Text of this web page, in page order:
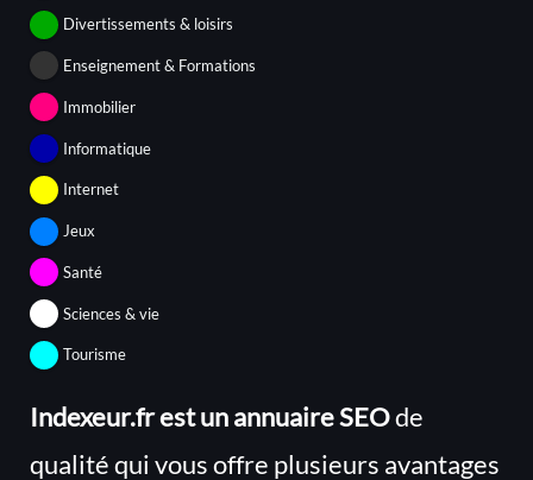
Divertissements & loisirs
Enseignement & Formations
Immobilier
Informatique
Internet
Jeux
Santé
Sciences & vie
Tourisme
Indexeur.fr est un annuaire SEOde
qualité qui vous offre plusieurs avantages